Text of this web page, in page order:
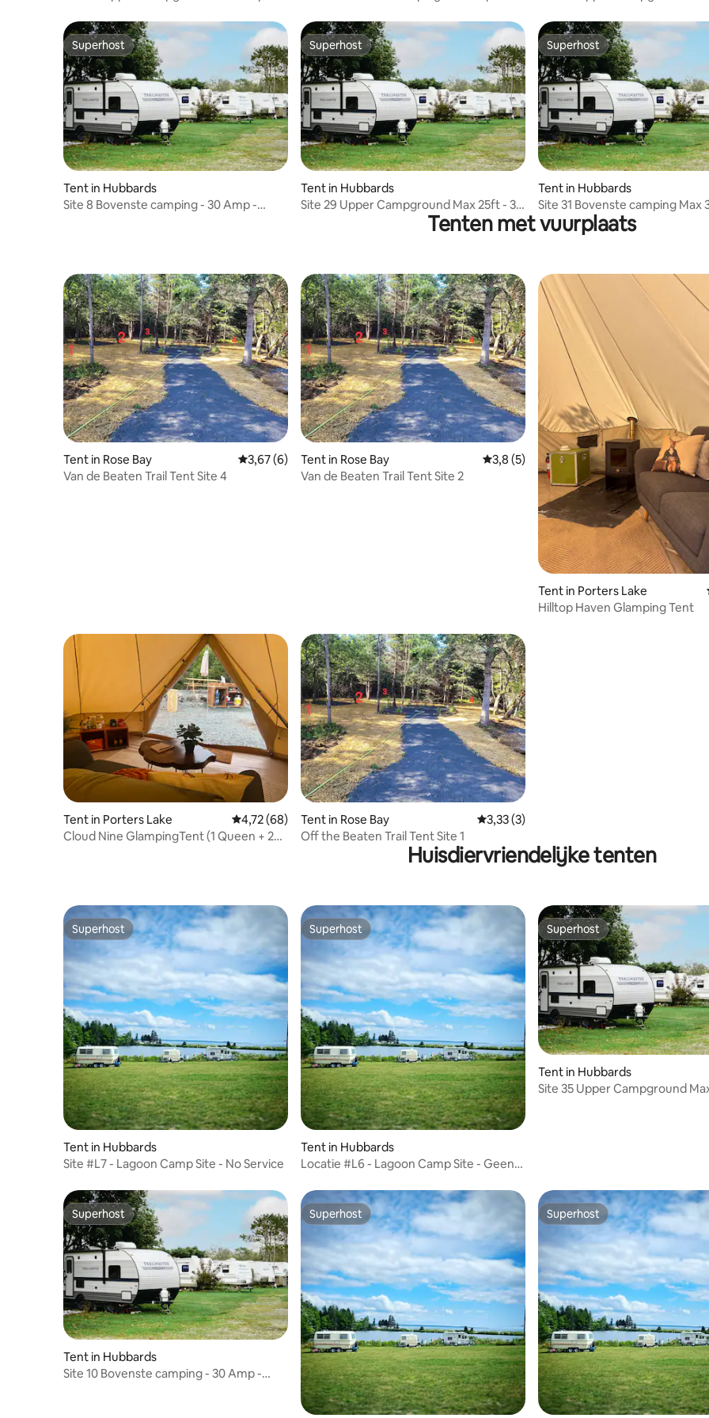
Superhost
Superhost
Tent in Hubbards
Site 8 Bovenste camping - 30 Amp -
Superhost
Superhost
Tent in Hubbards
Site 29 Upper Campground Max 25ft - 30
Superhost
Superhost
Tent in Hubbards
Site 31 Bovenste camping Max
Amp - Water - Septisch
Tenten met vuurplaats
Tent in Rose Bay Gemiddelde beoordeling van 3,67 uit 5, 6 recensies
3,67 (6)
Van de Beaten Trail Tent Site 4
Tent in Rose Bay Gemiddelde beoordeling van 3,8 uit 5, 5
3,8 (5)
Van de Beaten Trail Tent Site 2
Tent in Porters Lake
Hilltop Haven Glamping Tent
Tent in Porters Lake Gemiddelde beoordeling van 4,72 uit 5, 68 recensies
4,72 (68)
Cloud Nine GlampingTent (1 Queen + 2
Tent in Rose Bay Gemiddelde beoordeling van 3,33 uit 5, 3
3,33 (3)
Off the Beaten Trail Tent Site 1
Huisdiervriendelijke tenten
Superhost
Superhost
Tent in Hubbards
Site #L7 - Lagoon Camp Site - No Service
Superhost
Superhost
Tent in Hubbards
Locatie #L6 - Lagoon Camp Site - Geen
Superhost
Superhost
Tent in Hubbards
Site 35 Upper Campground
Superhost
Superhost
Tent in Hubbards
Site 10 Bovenste camping - 30 Amp -
Superhost
Superhost Superhost
Superhost